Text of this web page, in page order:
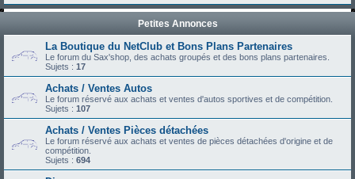
Petites Annonces
La Boutique du NetClub et Bons Plans Partenaires
Le forum du Sax'shop, des achats groupés et des bons plans partenaires.
Sujets : 17
Achats / Ventes Autos
Le forum réservé aux achats et ventes d'autos sportives et de compétition.
Sujets : 107
Achats / Ventes Pièces détachées
Le forum réservé aux achats et ventes de pièces détachées d'origine et de
compétition.
Sujets : 694